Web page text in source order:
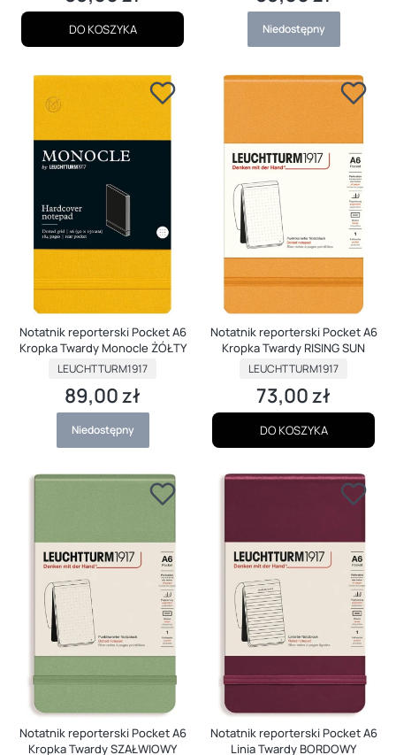
DO KOSZYKA Niedostępny
Notatnik reporterski Pocket A6
Kropka Twardy Monocle ŻÓŁTY
PRODUCENT
LEUCHTTURM1917
Cena
89,00 zł
Niedostępny
Notatnik reporterski Pocket A6
Kropka Twardy RISING SUN
PRODUCENT
LEUCHTTURM1917
Cena
73,00 zł
DO KOSZYKA
Notatnik reporterski Pocket A6
Kropka Twardy SZAŁWIOWY
Notatnik reporterski Pocket A6
Linia Twardy BORDOWY